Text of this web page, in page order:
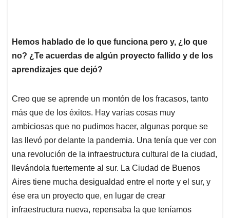
Hemos hablado de lo que funciona pero y, ¿lo que
no? ¿Te acuerdas de algún proyecto fallido y de los
aprendizajes que dejó?
Creo que se aprende un montón de los fracasos, tanto
más que de los éxitos. Hay varias cosas muy
ambiciosas que no pudimos hacer, algunas porque se
las llevó por delante la pandemia. Una tenía que ver con
una revolución de la infraestructura cultural de la ciudad,
llevándola fuertemente al sur. La Ciudad de Buenos
Aires tiene mucha desigualdad entre el norte y el sur, y
ése era un proyecto que, en lugar de crear
infraestructura nueva, repensaba la que teníamos